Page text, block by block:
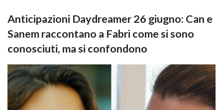
Anticipazioni Daydreamer 26 giugno: Can e
Sanem raccontano a Fabri come si sono
conosciuti, ma si confondono